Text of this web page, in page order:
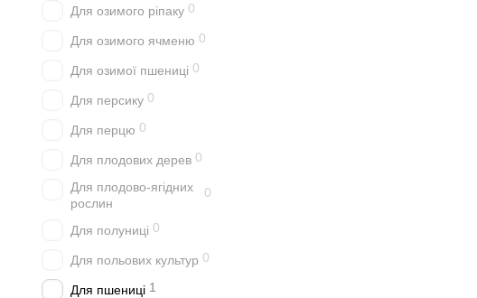
Для озимого ріпаку 0
Для озимого ячменю 0
Для озимої пшениці 0
Для персику 0
Для перцю 0
Для плодових дерев 0
Для плодово-ягідних
рослин
0
Для полуниці 0
Для польових культур 0
Для пшениці 1